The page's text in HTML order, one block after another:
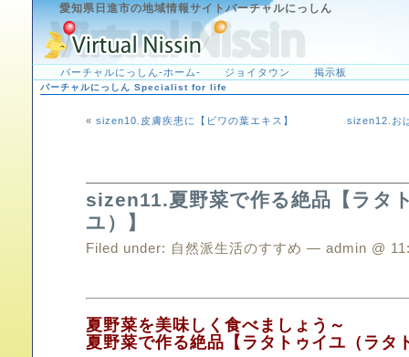
愛知県日進市の地域情報サイトバーチャルにっしん
バーチャルにっしん-ホーム- ジョイタウン 掲示板
バーチャルにっしん Specialist for life
« sizen10.皮膚疾患に【ビワの葉エキス】 sizen12.お
sizen11.夏野菜で作る絶品【ラタ
ユ）】
Filed under: 自然派生活のすすめ — admin @
夏野菜を美味しく食べましょう～
夏野菜で作る絶品【ラタトゥイユ（ラタ